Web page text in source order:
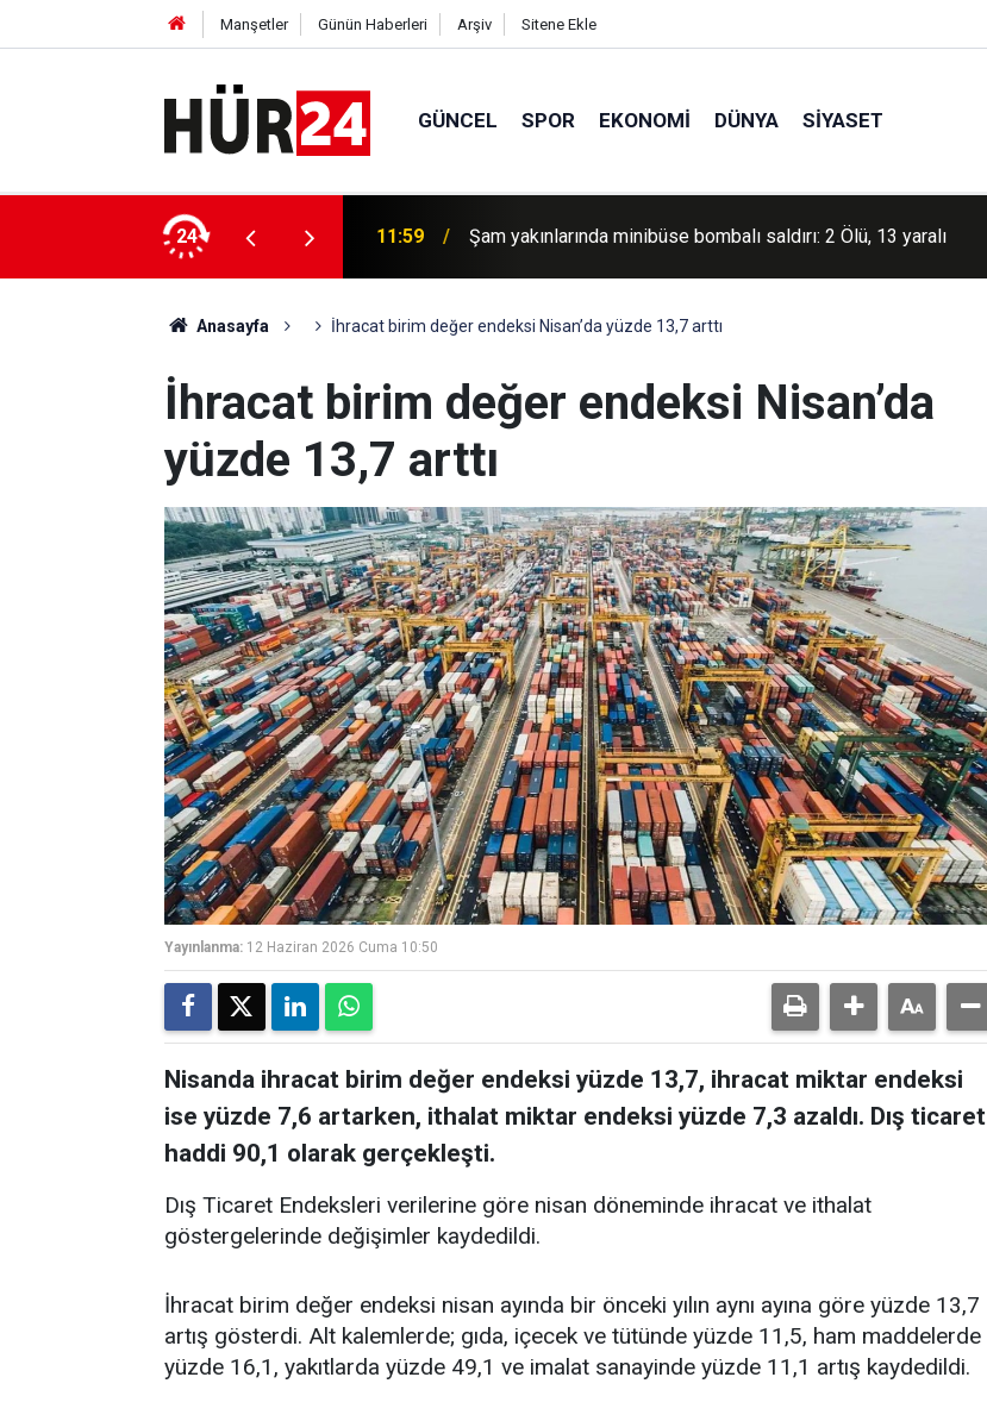
Manşetler Günün Haberleri Arşiv Sitene Ekle
GÜNCEL SPOR EKONOMI DÜNYA SIYASET
24
saldırı: 2 Ölü, 13 yaralı 11:58 Yunanistan'da Batı Nil Virüsü alarmı: Vaka sayıları artıyor
Anasayfa İhracat birim değer endeksi Nisan’da yüzde 13,7 arttı
İhracat birim değer endeksi Nisan’da
yüzde 13,7 arttı
Yayınlanma: 12 Haziran 2026 Cuma 10:50
Nisanda ihracat birim değer endeksi yüzde 13,7, ihracat miktar endeksi
ise yüzde 7,6 artarken, ithalat miktar endeksi yüzde 7,3 azaldı. Dış ticaret
haddi 90,1 olarak gerçekleşti.
Dış Ticaret Endeksleri verilerine göre nisan döneminde ihracat ve ithalat
göstergelerinde değişimler kaydedildi.
İhracat birim değer endeksi nisan ayında bir önceki yılın aynı ayına göre yüzde 13,7
artış gösterdi. Alt kalemlerde; gıda, içecek ve tütünde yüzde 11,5, ham maddelerde
yüzde 16,1, yakıtlarda yüzde 49,1 ve imalat sanayinde yüzde 11,1 artış kaydedildi.